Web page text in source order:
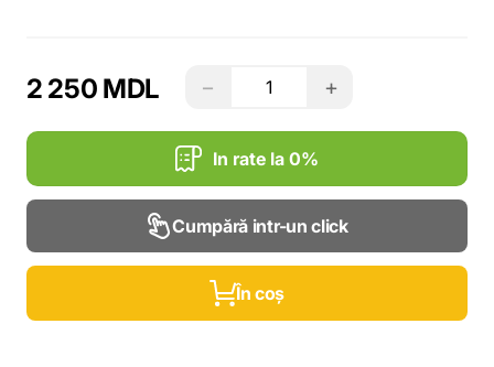
2 250 MDL − +
In rate la 0%
Cumpără intr-un click
În coș